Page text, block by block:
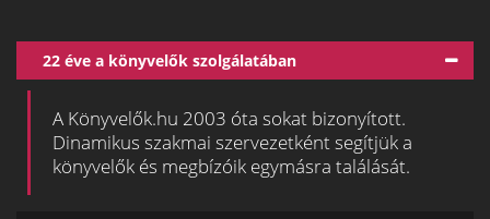
22 éve a könyvelők szolgálatában
A Könyvelők.hu 2003 óta sokat bizonyított.
Dinamikus szakmai szervezetként segítjük a
könyvelők és megbízóik egymásra találását.